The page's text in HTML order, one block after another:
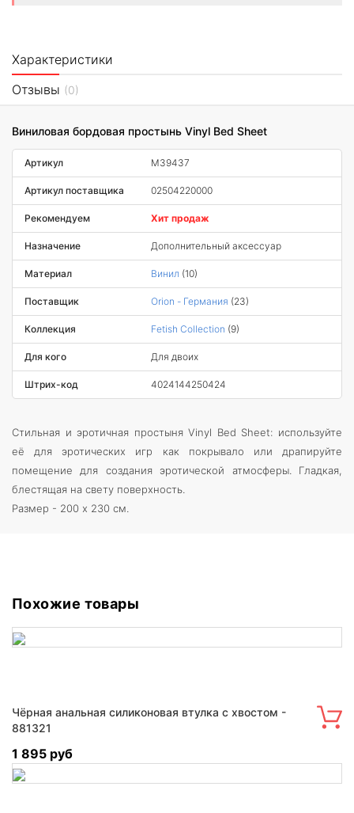
Характеристики
Отзывы (0)
Виниловая бордовая простынь Vinyl Bed Sheet
Артикул M39437
Артикул поставщика 02504220000
Рекомендуем Хит продаж
Назначение Дополнительный аксессуар
Материал Винил (10)
Поставщик Orion - Германия (23)
Коллекция Fetish Collection (9)
Для кого Для двоих
Штрих-код 4024144250424
Стильная и эротичная простыня Vinyl Bed Sheet: используйте
её для эротических игр как покрывало или драпируйте
помещение для создания эротической атмосферы. Гладкая,
блестящая на свету поверхность.
Размер - 200 х 230 см.
Похожие товары
Чёрная анальная силиконовая втулка с хвостом -
881321
1 895 руб